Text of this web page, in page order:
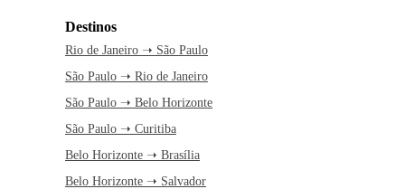
Destinos
Rio de Janeiro ➝ São Paulo
São Paulo ➝ Rio de Janeiro
São Paulo ➝ Belo Horizonte
São Paulo ➝ Curitiba
Belo Horizonte ➝ Brasília
Belo Horizonte ➝ Salvador